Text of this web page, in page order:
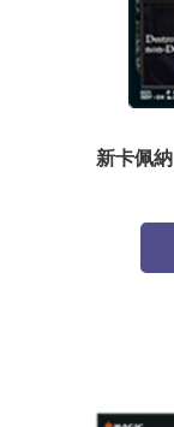
新卡佩